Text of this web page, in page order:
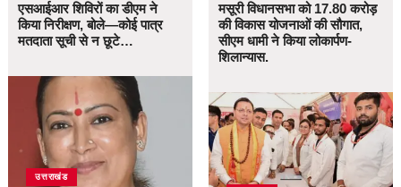
एसआईआर शिविरों का डीएम ने
किया निरीक्षण, बोले—कोई पात्र
मतदाता सूची से न छूटे…
उत्तराखंड
मसूरी विधानसभा को 17.80 करोड़
की विकास योजनाओं की सौगात,
सीएम धामी ने किया लोकार्पण-
शिलान्यास.